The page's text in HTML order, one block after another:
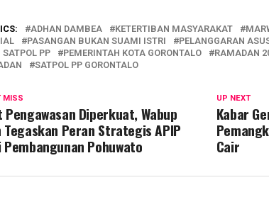
ADHAN DAMBEA KETERTIBAN MASYARAKAT
PASANGAN BUKAN SUAMI ISTRI PELANGGARAN
PP
PEMERINTAH KOTA GORONTALO RAMADAN
SATPOL PP GORONTALO
UP NEXT
Kabar
Cair
MISS
Pengawasan Diperkuat, Wabup
Tegaskan Peran Strategis APIP
Pohuwato